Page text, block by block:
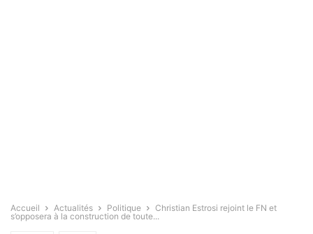
Accueil Actualités Politique
Christian Estrosi rejoint le FN et
s’opposera à la construction de toute...